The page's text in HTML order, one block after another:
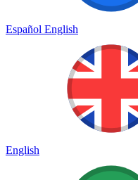
Español English
English